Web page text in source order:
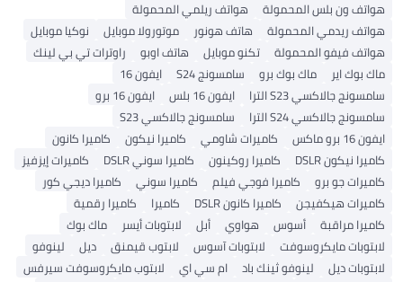
هواتف ون بلس المحمولة
هواتف ريلمي المحمولة
هواتف ريدمي المحمولة
هاتف هونور موتورولا موبايل
نوكيا موبايل
هواتف فيفو المحمولة
تكنو موبايل هاتف اوبو
راوترات تي بي لينك
ماك بوك اير
ماك بوك برو سامسونج S24
ايفون 16
سامسونج جالاكسي S23 الترا
ايفون 16 بلس
ايفون 16 برو
سامسونج جالاكسي S24 الترا
سامسونج جالاكسي S23
ايفون 16 برو ماكس
كاميرات شاومي كاميرا نيكون
كاميرا كانون
كاميرا نيكون DSLR
كاميرا روكينون كاميرا سوني DSLR
كاميرات إيزفيز
كاميرات جو برو
كاميرا فوجي فيلم كاميرا سوني
كاميرا ديجي كور
كاميرات هيكفيجن
كاميرا كانون DSLR كاميرا
كاميرا رقمية
كاميرا مراقبة
أسوس هواوي أبل لابتوبات أيسر
ماك بوك
لابتوبات مايكروسوفت
لابتوبات آسوس لابتوب قيمنق ديل
لينوفو
لابتوبات ديل
لينوفو ثينك باد ام سي اي
لابتوب مايكروسوفت سيرفس